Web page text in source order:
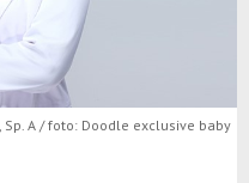
A / foto: Doodle exclusive baby